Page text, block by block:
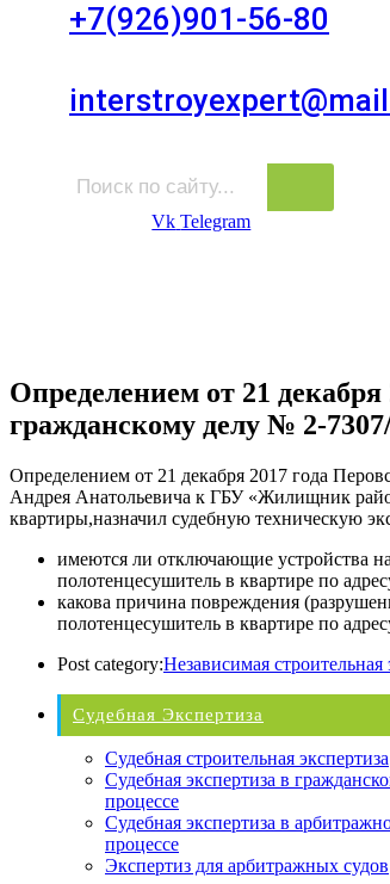
+7(926)901-56-80
Vk Telegram
Определением от 21
гражданскому делу № 2-
Определением от 21 декабря 2017 года
Андрея Анатольевича к ГБУ «Жилищник
квартиры,назначил судебную техническую
имеются ли отключающие устройства
полотенцесушитель в квартире по
какова причина повреждения
полотенцесушитель в квартире по
Post category:Независимая строительная
Судебная Экспертиза
Судебная строительная экспертиза
Судебная экспертиза в
процессе
Судебная экспертиза в
процессе
Экспертиз для арбитражных судов